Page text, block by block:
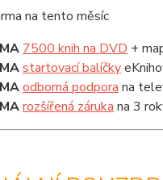
7500 knih na DVD +
startovací balíčky
odborná podpora na
rozšířená záruka na 3